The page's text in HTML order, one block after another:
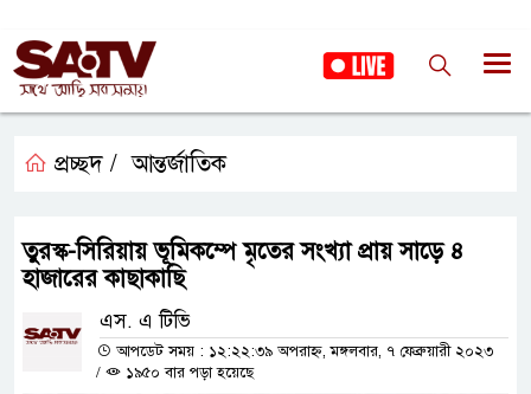
প্রচ্ছদ / আন্তর্জাতিক
তুরস্ক-সিরিয়ায় ভূমিকম্পে মৃতের সংখ্যা প্রায় সাড়ে ৪
হাজারের কাছাকাছি
এস. এ টিভি
আপডেট সময় : ১২:২২:৩৯ অপরাহ্ন, মঙ্গলবার, ৭ ফেব্রুয়ারী ২০২৩
/
১৯৫০ বার পড়া হয়েছে